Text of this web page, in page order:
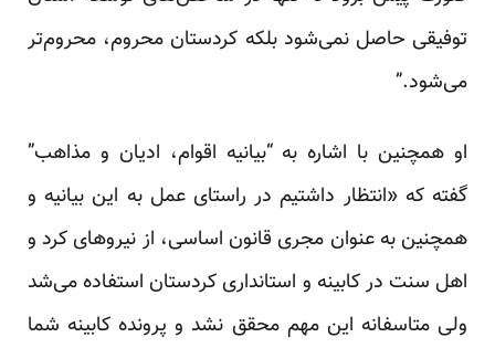
توفیقی حاصل نمی‌شود بلکه کردستان محروم، محروم‌تر
می‌شود.”
او همچنین با اشاره به “بیانیه اقوام، ادیان و مذاهب”
گفته که «انتظار داشتیم در راستای عمل به این بیانیه و
همچنین به عنوان مجری قانون اساسی، از نیروهای کرد و
اهل سنت در کابینه و استانداری کردستان استفاده می‌شد
ولی متاسفانه این مهم محقق نشد و پرونده کابینه شما